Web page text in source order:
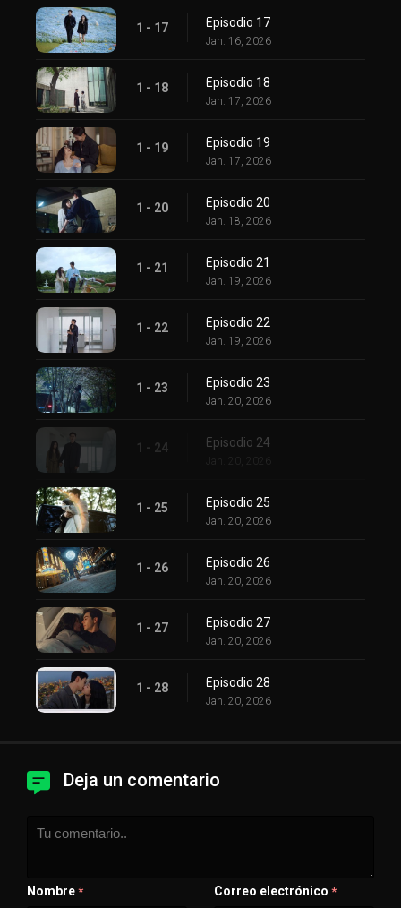
1 - 17 Episodio 17
Jan. 16, 2026
1 - 18 Episodio 18
Jan. 17, 2026
1 - 19 Episodio 19
Jan. 17, 2026
1 - 20 Episodio 20
Jan. 18, 2026
1 - 21 Episodio 21
Jan. 19, 2026
1 - 22 Episodio 22
Jan. 19, 2026
1 - 23 Episodio 23
Jan. 20, 2026
1 - 24 Episodio 24
Jan. 20, 2026
1 - 25 Episodio 25
Jan. 20, 2026
1 - 26 Episodio 26
Jan. 20, 2026
1 - 27 Episodio 27
Jan. 20, 2026
1 - 28 Episodio 28
Jan. 20, 2026
Deja un comentario
Nombre * Correo electrónico *